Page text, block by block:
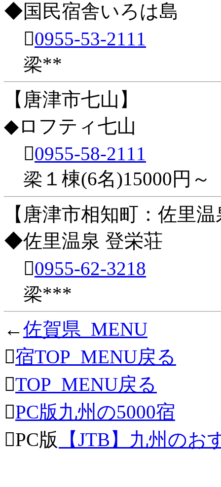
◆国民宿舎いろは島
0955-53-2111
梁**
【唐津市七山】
◆ロフティ七山
0955-58-2111
梁１棟(6名)15000円～
【唐津市相知町：佐里
◆佐里温泉 登栄荘
0955-62-3218
梁***
←佐賀県_MENU
宿TOP_MENU戻る
TOP_MENU戻る
PC版九州の5000宿
PC版
【JTB】九州の